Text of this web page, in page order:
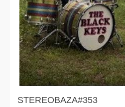
STEREOBAZA#353